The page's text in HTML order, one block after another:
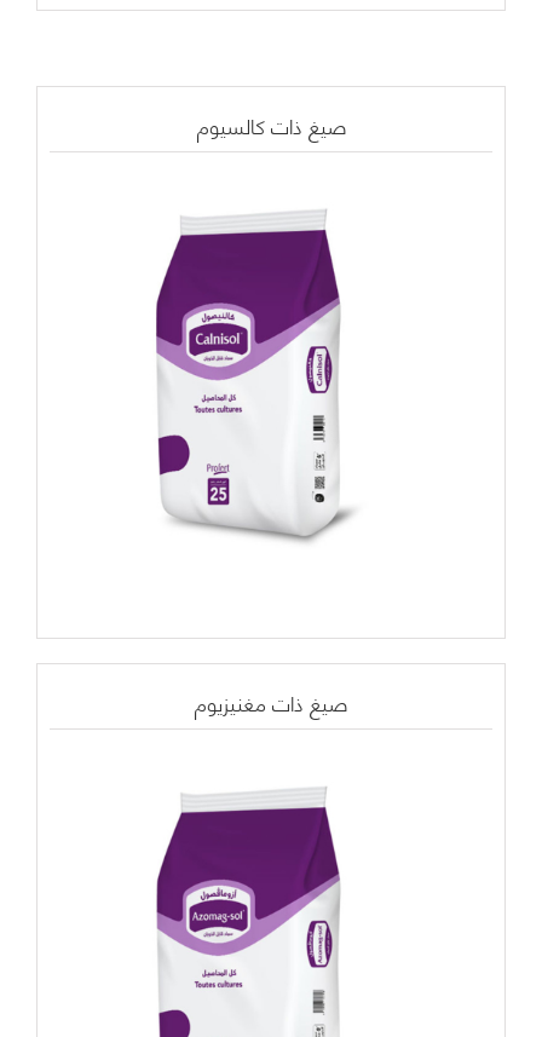
صيغ ذات كالسيوم
صيغ ذات مغنيزيوم